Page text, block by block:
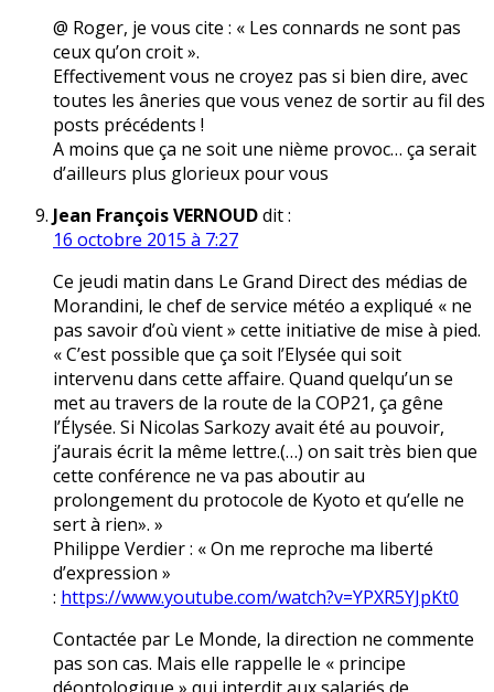
@ Roger, je vous cite : « Les connards ne sont pas
ceux qu’on croit ».
Effectivement vous ne croyez pas si bien dire, avec
toutes les âneries que vous venez de sortir au fil des
posts précédents !
A moins que ça ne soit une nième provoc… ça serait
d’ailleurs plus glorieux pour vous
Jean François VERNOUDdit :
16 octobre 2015 à 7:27
Ce jeudi matin dans Le Grand Direct des médias de
Morandini, le chef de service météo a expliqué « ne
pas savoir d’où vient » cette initiative de mise à pied.
« C’est possible que ça soit l’Elysée qui soit
intervenu dans cette affaire. Quand quelqu’un se
met au travers de la route de la COP21, ça gêne
l’Élysée. Si Nicolas Sarkozy avait été au pouvoir,
j’aurais écrit la même lettre.(…) on sait très bien que
cette conférence ne va pas aboutir au
prolongement du protocole de Kyoto et qu’elle ne
sert à rien». »
Philippe Verdier : « On me reproche ma liberté
d’expression »
: https://www.youtube.com/watch?v=YPXR5YJpKt0
Contactée par Le Monde, la direction ne commente
pas son cas. Mais elle rappelle le « principe